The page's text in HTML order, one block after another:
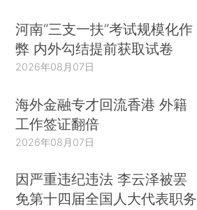
河南“三支一扶”考试规模化作
弊 内外勾结提前获取试卷
2026年08月07日
海外金融专才回流香港 外籍
工作签证翻倍
2026年08月07日
因严重违纪违法 李云泽被罢
免第十四届全国人大代表职务